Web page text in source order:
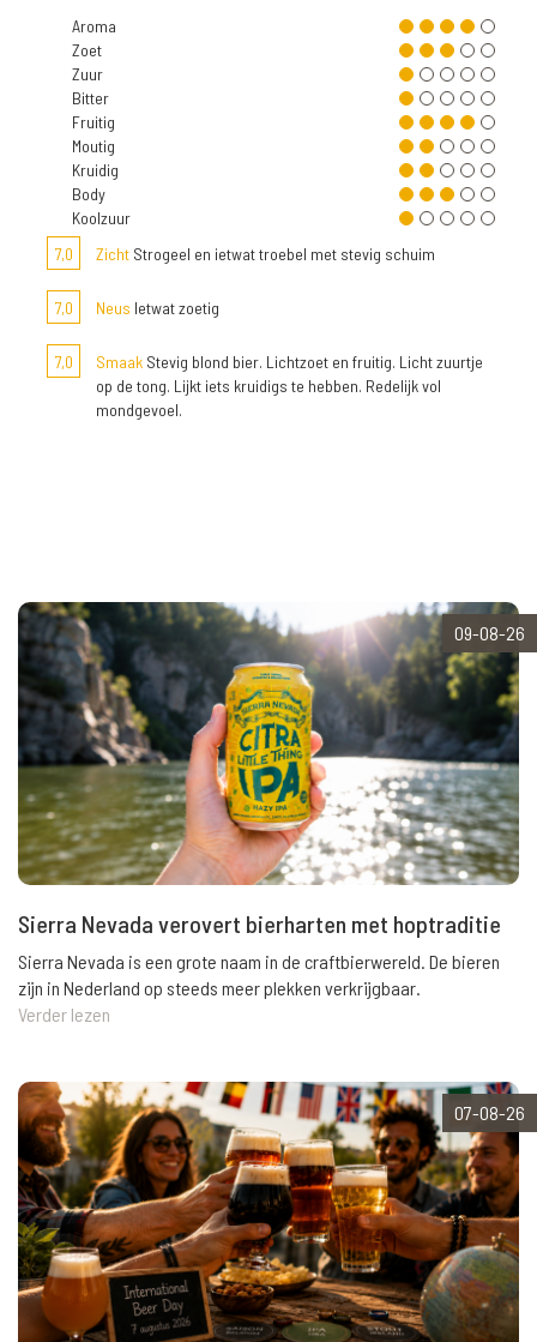
Aroma
Zoet
Zuur
Bitter
Fruitig
Moutig
Kruidig
Body
Koolzuur
7,0
Zicht Strogeel en ietwat troebel met stevig schuim
7,0 Neus Ietwat zoetig
7,0 Smaak Stevig blond bier. Lichtzoet en fruitig. Licht zuurtje
op de tong. Lijkt iets kruidigs te hebben. Redelijk vol
mondgevoel.
09-08-26
Sierra Nevada verovert bierharten met hoptraditie
Sierra Nevada is een grote naam in de craftbierwereld. De bieren
zijn in Nederland op steeds meer plekken verkrijgbaar.
Verder lezen
07-08-26